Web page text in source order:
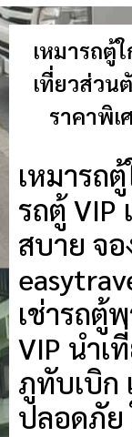
เหมารถตู้
เที่ยวส่วน
ราคาพิเ
เหมารถ
รถตู้ VIP
สบาย จอ
เช่ารถตู้
VIP นำเ
ภูทับเบิก
ปลอดภัย